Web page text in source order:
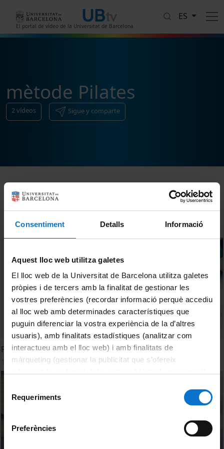
Consentiment Detalls Informació
Aquest lloc web utilitza galetes
El lloc web de la Universitat de Barcelona utilitza galetes
pròpies i de tercers amb la finalitat de gestionar les
vostres preferències (recordar informació perquè accediu
al lloc web amb determinades característiques que
puguin diferenciar la vostra experiència de la d’altres
usuaris), amb finalitats estadístiques (analitzar com
interactueu amb el lloc web) i amb finalitats de
màrqueting (gestionar la publicitat que s’ofereix
consultar laPolítica de galetes del lloc web de la
Requeriments
Preferències
El portal de vídeo de la Universitat de Barcelona
ES
mètode Pilates
2vídeos Sigue y comparte
Ordenar
Pilates.2
15 Julio, 2022